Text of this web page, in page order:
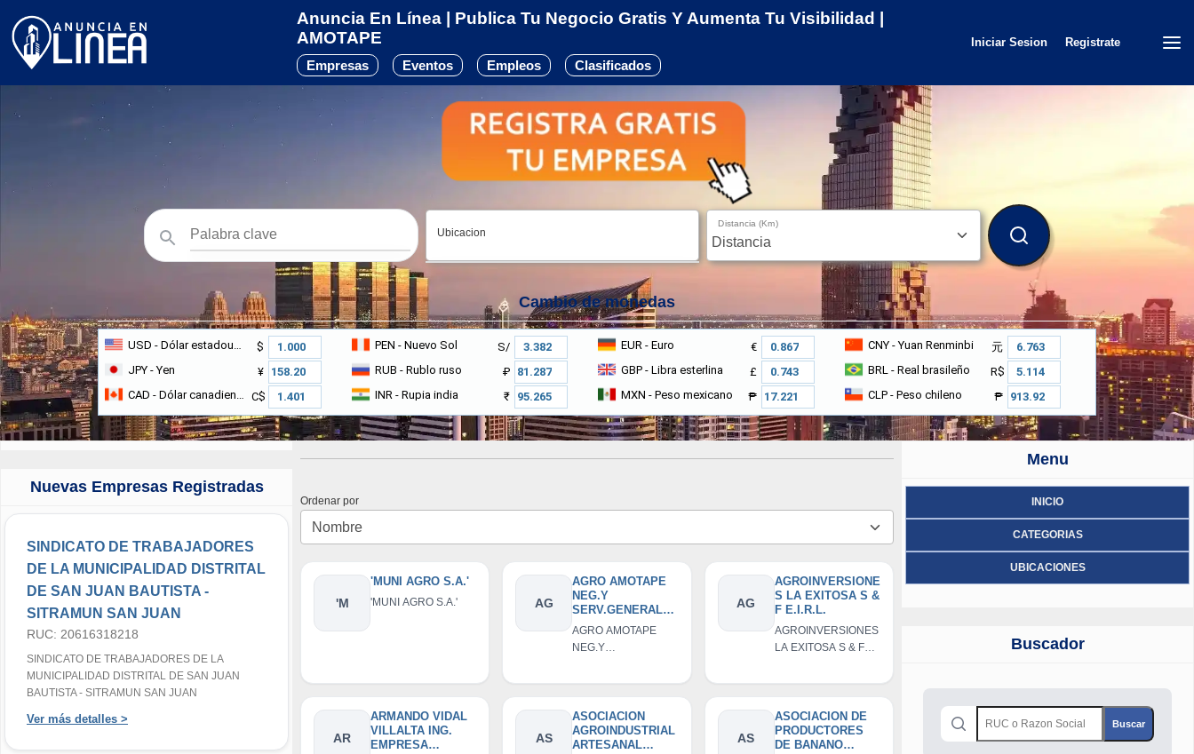
Anuncia En Línea | Publica Tu Negocio Gratis Y Aumenta Tu Visibilidad |
AMOTAPE
Empresas Eventos Empleos Clasificados
Iniciar Sesion Registrate
Ubicacion
Distancia (Km)
BUSCAR
Cambio de monedas
USD - Dólar estadounidense $ PEN - Nuevo Sol S/ EUR - Euro € CNY- Yuan Renminbi
元
JPY - Yen ¥ RUB - Rublo ruso ₽ GBP - Libra esterlina £ BRL - Real brasileño
R$
CAD - Dólar canadiense C$ INR - Rupia india ₹ MXN - Peso mexicano ₱ CLP- Peso chileno ₱
Nuevas Empresas Registradas
SINDICATO DE TRABAJADORES
DE LA MUNICIPALIDAD DISTRITAL
DE SAN JUAN BAUTISTA -
SITRAMUN SAN JUAN
RUC: 20616318218
SINDICATO DE TRABAJADORES DE LA
MUNICIPALIDAD DISTRITAL DE SAN JUAN
BAUTISTA - SITRAMUN SAN JUAN
Ver más detalles >
Ordenar por
'M
'MUNI AGRO S.A.'
'MUNI AGRO S.A.' AG
AGRO AMOTAPE
NEG.Y
SERV.GENERALE
S EIRL
AGRO AMOTAPE
NEG.Y
EIRL
AG
AGROINVERSIONE
S LA EXITOSA S &
F E.I.R.L.
AGROINVERSIONES
LA EXITOSA S & F
AR
ARMANDO VIDAL
VILLALTA ING.
EMPRESA
AS
ASOCIACION
AGROINDUSTRIAL
ARTESANAL
AS
ASOCIACION DE
PRODUCTORES
DE BANANO
Menu
INICIO
CATEGORIAS
UBICACIONES
Buscador